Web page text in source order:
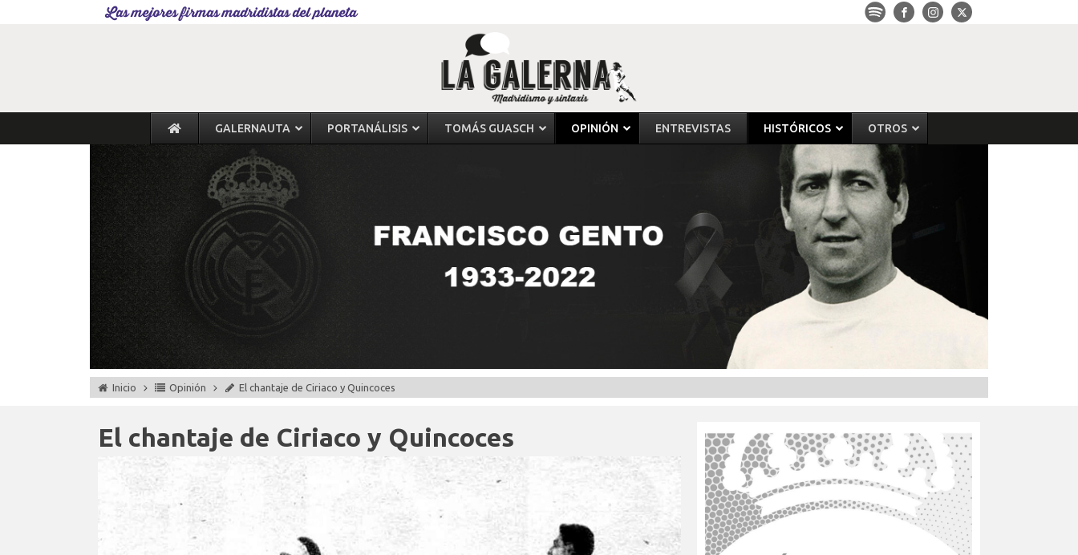
Las mejores firmas madridistas del planeta
GALERNAUTA PORTANÁLISIS TOMÁS GUASCH OPINIÓN ENTREVISTAS HISTÓRICOS OTROS
Inicio Opinión El chantaje de Ciriaco y Quincoces
El chantaje de Ciriaco y Quincoces